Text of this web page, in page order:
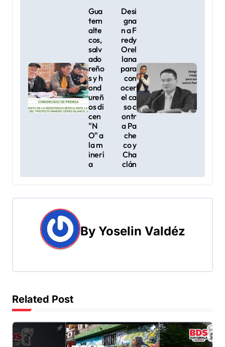
e
g
a
ó
n
n
t
r
a
Gua
tem
alte
cos,
salv
ado
reño
s y h
ond
ureñ
os di
cen
"N
O" a
la m
inerí
a
Desi
gna
n a F
redy
Orel
lana
para
con
ocer
el ca
so c
ontr
a Pa
che
co y
Cha
clán
By Yoselin Valdéz
Related Post